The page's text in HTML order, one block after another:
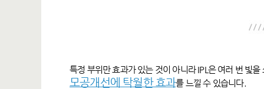
특정 부위만 효과가 있는 것이 아니라 IPL은 여러 번 빛
모공개선에 탁월한 효과를 느낄 수 있습니다.